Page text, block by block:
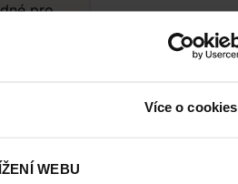
Více o cookies
WEBU
pro